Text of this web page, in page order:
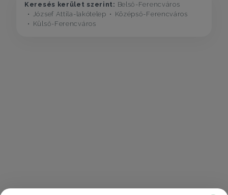
Keresés kerület szerint: Belső-Ferencváros
József Attila-lakótelep
Középső-Ferencváros
Külső-Ferencváros